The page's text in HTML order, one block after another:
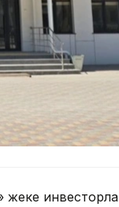
жеке